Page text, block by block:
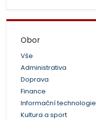
Obor
Vše
Administrativa
Doprava
Finance
Informační technologie
Kultura a sport